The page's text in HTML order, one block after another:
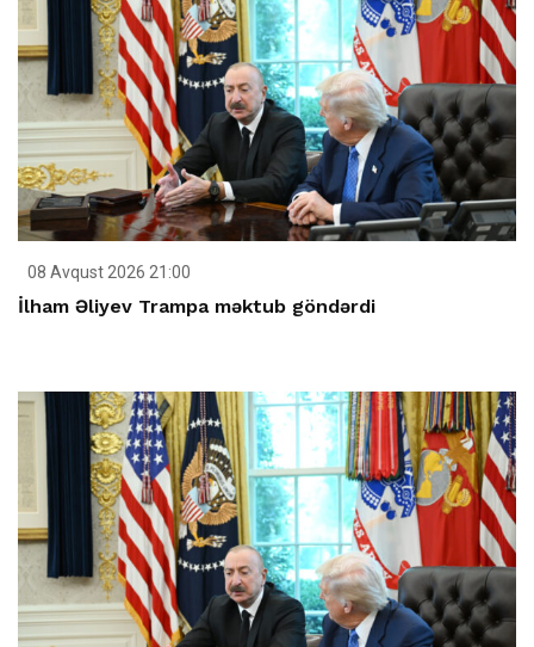
08 Avqust 2026 21:00
İlham Əliyev Trampa məktub göndərdi